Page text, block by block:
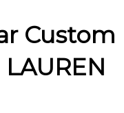
Custom